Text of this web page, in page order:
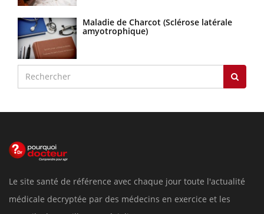
Maladie de Charcot (Sclérose latérale
amyotrophique)
Le site santé de référence avec chaque jour toute l'actualité
médicale decryptée par des médecins en exercice et les